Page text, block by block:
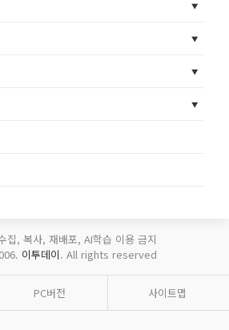
집, 복사, 재배포, AI학습 이용 금지
이투데이. All rights reserved
PC버전 사이트맵